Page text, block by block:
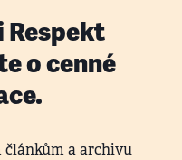
Respekt
o cenné
článkům a archivu